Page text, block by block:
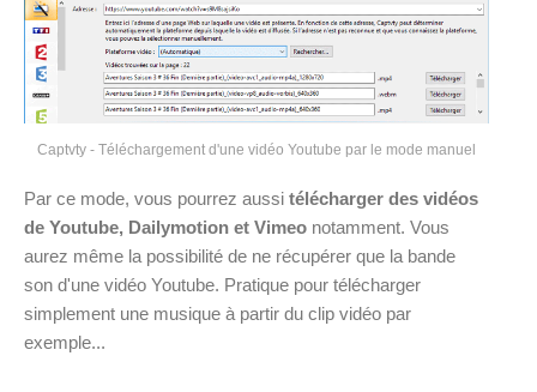
Captvty - Téléchargement d'une vidéo Youtube par le mode manuel
Par ce mode, vous pourrez aussi télécharger des vidéos
de Youtube, Dailymotion et Vimeo notamment. Vous
aurez même la possibilité de ne récupérer que la bande
son d'une vidéo Youtube. Pratique pour télécharger
simplement une musique à partir du clip vidéo par
exemple...